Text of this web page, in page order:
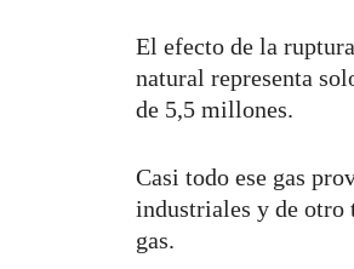
El efecto de la
natural representa
de 5,5 millones.
Casi todo ese gas
industriales y de otro
gas.